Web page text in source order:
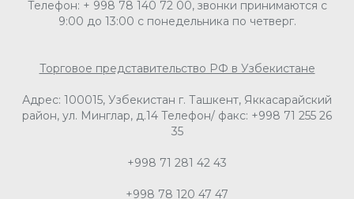
Телефон: + 998 78 140 72 00, звонки принимаются с
9:00 до 13:00 с понедельника по четверг.
Торговое представительство РФ в Узбекистане
Адрес: 100015, Узбекистан г. Ташкент, Яккасарайский
район, ул. Минглар, д.14 Телефон/ факс: +998 71 255 26
35
+998 71 281 42 43
+998 78 120 47 47